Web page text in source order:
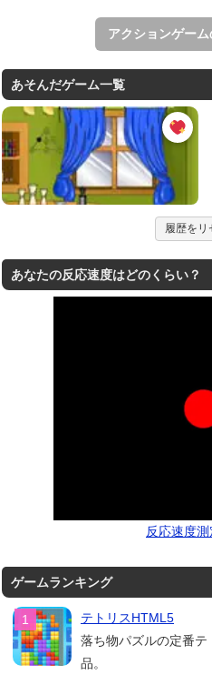
アクションゲー
あそんだゲーム一覧
履歴をリ
あなたの反応速度はどのくらい？
反応速度測
ゲームランキング
テトリスHTML5
落ち物パズルの定番
品。